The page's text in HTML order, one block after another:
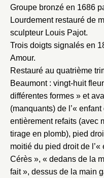
Groupe bronzé en 1686
Lourdement restauré de
sculpteur Louis Pajot.
Trois doigts signalés en
Amour.
Restauré au quatrième
Beaumont : vingt-huit
différentes formes » et
(manquants) de l’«
entièrement refaits (avec
tirage en plomb), pied
moitié du pied droit de
Cérès », « dedans de la
fait », dessus de la main